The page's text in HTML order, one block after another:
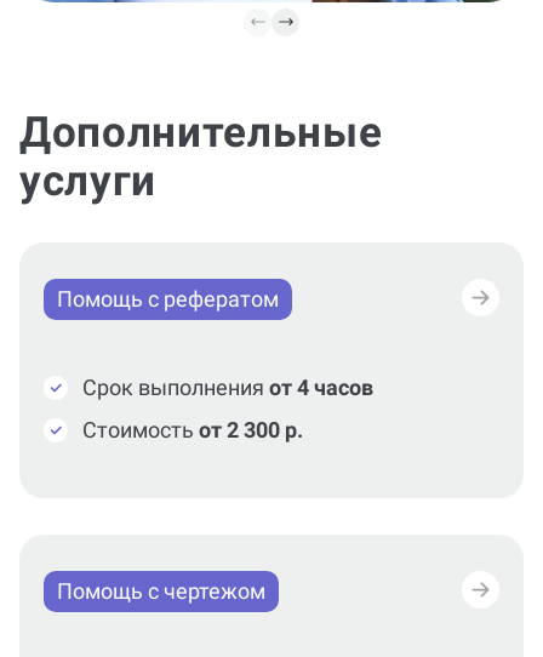
Дополнительные
услуги
Помощь с рефератом
Срок выполнения от 4 часов
Стоимость от 2 300 р.
Помощь с чертежом